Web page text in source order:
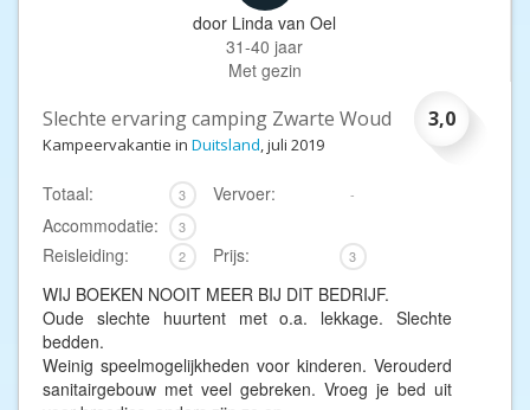
door Linda van Oel
31-40 jaar
Met gezin
3,0
Slechte ervaring camping Zwarte Woud
Kampeervakantie in Duitsland, juli 2019
Totaal: 3 Vervoer: -
Accommodatie: 3
Reisleiding: 2 Prijs: 3
WIJ BOEKEN NOOIT MEER BIJ DIT BEDRIJF.
Oude slechte huurtent met o.a. lekkage. Slechte
bedden.
Weinig speelmogelijkheden voor kinderen. Verouderd
sanitairgebouw met veel gebreken. Vroeg je bed uit